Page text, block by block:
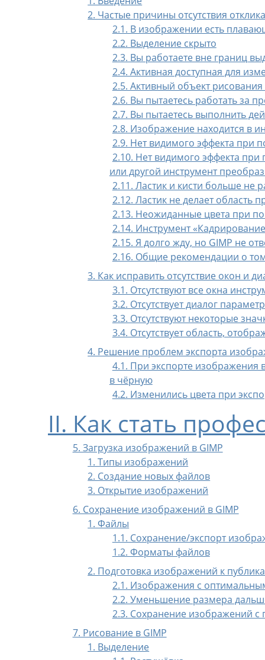
2. Частые причины отсутствия
2.1. В изображении есть
2.2. Выделение скрыто
2.3. Вы работаете вне границ
2.4. Активная доступная для
2.5. Активный объект
2.6. Вы пытаетесь работать за
2.7. Вы пытаетесь выполнить
2.8. Изображение находится в
2.9. Нет видимого эффекта при
2.10. Нет видимого эффекта
или другой инструмент
2.11. Ластик и кисти больше не
2.12. Ластик не делает область
2.13. Неожиданные цвета при
2.14. Инструмент
2.15. Я долго жду, но GIMP не
2.16. Общие рекомендации о
3. Как исправить отсутствие окон и
3.1. Отсутствуют все окна
3.2. Отсутствует диалог
3.3. Отсутствуют некоторые
3.4. Отсутствует область,
4. Решение проблем экспорта
4.1. При экспорте изображения
в чёрную
4.2. Изменились цвета при
II. Как стать
5. Загрузка изображений в GIMP
1. Типы изображений
2. Создание новых файлов
3. Открытие изображений
6. Сохранение изображений в GIMP
1. Файлы
1.1. Сохранение/экспорт
1.2. Форматы файлов
2. Подготовка изображений к
2.1. Изображения с
2.2. Уменьшение размера
2.3. Сохранение изображений с
7. Рисование в GIMP
1. Выделение